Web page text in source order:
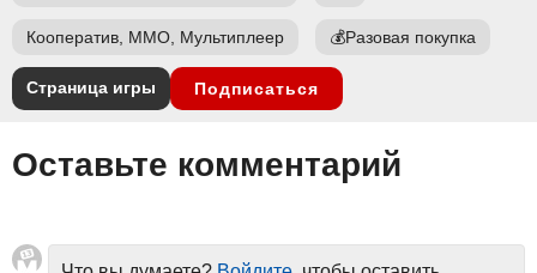
Кооператив, ММО, Мультиплеер 💰Разовая покупка
Страница игры Подписаться
Оставьте комментарий